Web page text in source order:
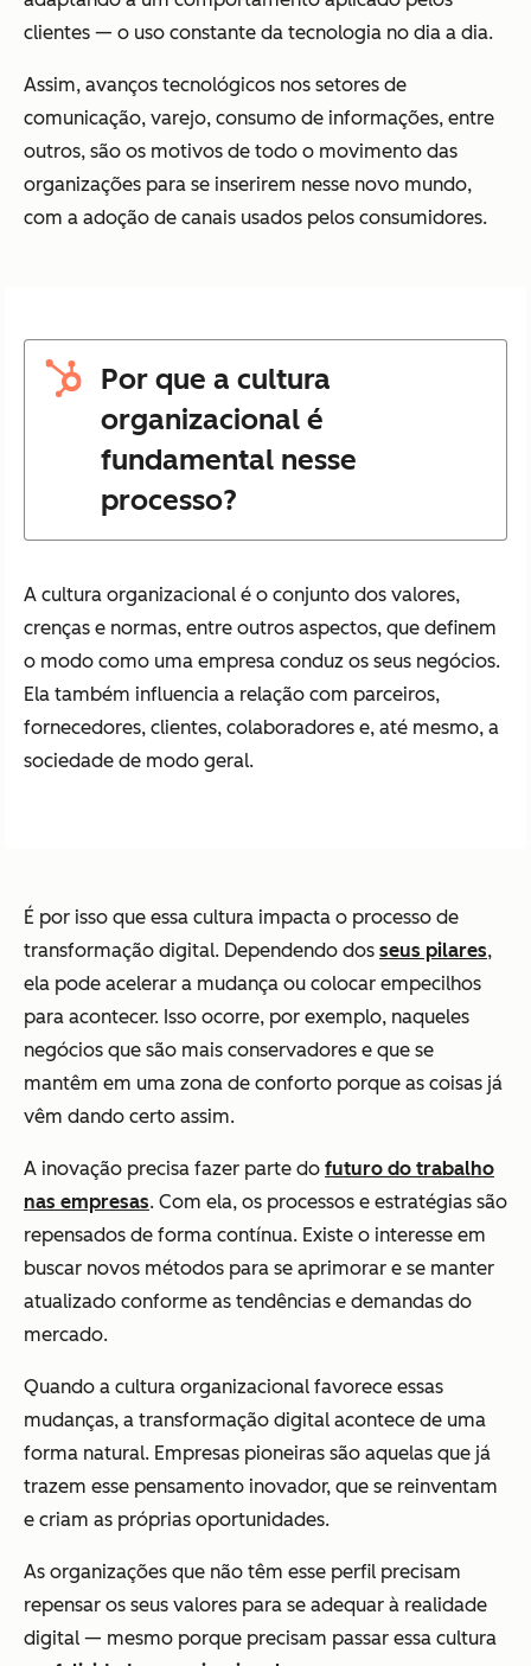
clientes — o uso constante da tecnologia no dia a dia.
Assim, avanços tecnológicos nos setores de
comunicação, varejo, consumo de informações, entre
outros, são os motivos de todo o movimento das
organizações para se inserirem nesse novo mundo,
com a adoção de canais usados pelos consumidores.
Por que a cultura
organizacional é
fundamental nesse
processo?
A cultura organizacional é o conjunto dos valores,
crenças e normas, entre outros aspectos, que definem
o modo como uma empresa conduz os seus negócios.
Ela também influencia a relação com parceiros,
fornecedores, clientes, colaboradores e, até mesmo, a
sociedade de modo geral.
É por isso que essa cultura impacta o processo de
transformação digital. Dependendo dos seus pilares,
ela pode acelerar a mudança ou colocar empecilhos
para acontecer. Isso ocorre, por exemplo, naqueles
negócios que são mais conservadores e que se
mantêm em uma zona de conforto porque as coisas já
vêm dando certo assim.
A inovação precisa fazer parte do futuro do trabalho
nas empresas. Com ela, os processos e estratégias são
repensados de forma contínua. Existe o interesse em
buscar novos métodos para se aprimorar e se manter
atualizado conforme as tendências e demandas do
mercado.
Quando a cultura organizacional favorece essas
mudanças, a transformação digital acontece de uma
forma natural. Empresas pioneiras são aquelas que já
trazem esse pensamento inovador, que se reinventam
e criam as próprias oportunidades.
As organizações que não têm esse perfil precisam
repensar os seus valores para se adequar à realidade
digital — mesmo porque precisam passar essa cultura